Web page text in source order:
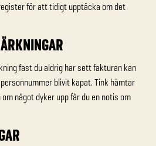
för att tidigt upptäcka om det
fast du aldrig har sett fakturan kan
blivit kapat. Tink hämtar
något dyker upp får du en notis om